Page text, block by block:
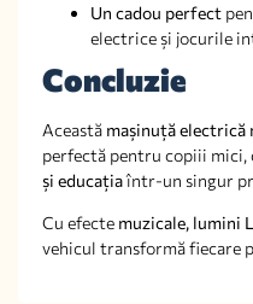
Un cadou perfect
electrice și jocurile
Concluzie
Această mașinuță
perfectă pentru copiii mici,
și educațiaîntr-un singur
Cu efecte muzicale, lumini
vehicul transformă fiecare